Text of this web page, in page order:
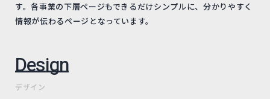
す。各事業の下層ページもできるだけシンプルに、分かりやすく
情報が伝わるページとなっています。
Design
デザイン